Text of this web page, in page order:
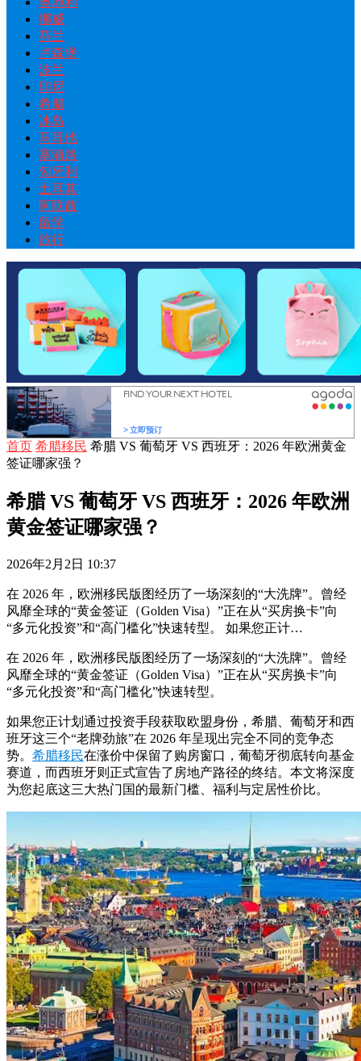
挪威
芬兰
卢森堡
波兰
印尼
希腊
冰岛
马耳他
塞浦路
匈牙利
土耳其
阿联酋
留学
旅行
首页 希腊移民 希腊 VS 葡萄牙 VS 西班牙：2026 年欧洲黄金
签证哪家强？
希腊 VS 葡萄牙 VS 西班牙：2026 年欧洲
黄金签证哪家强？
2026年2月2日 10:37
在 2026 年，欧洲移民版图经历了一场深刻的“大洗牌”。曾经
风靡全球的“黄金签证（Golden Visa）”正在从“买房换卡”向
“多元化投资”和“高门槛化”快速转型。 如果您正计…
在 2026 年，欧洲移民版图经历了一场深刻的“大洗牌”。曾经
风靡全球的“黄金签证（Golden Visa）”正在从“买房换卡”向
“多元化投资”和“高门槛化”快速转型。
如果您正计划通过投资手段获取欧盟身份，希腊、葡萄牙和西
班牙这三个“老牌劲旅”在 2026 年呈现出完全不同的竞争态
势。 希腊移民在涨价中保留了购房窗口，葡萄牙彻底转向基金
赛道，而西班牙则正式宣告了房地产路径的终结。本文将深度
为您起底这三大热门国的最新门槛、福利与定居性价比。